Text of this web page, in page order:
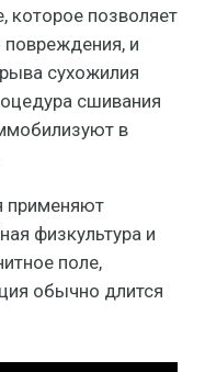
которое позволяет
повреждения, и
сухожилия
сшивания
в
применяют
физкультура и
поле,
обычно длится